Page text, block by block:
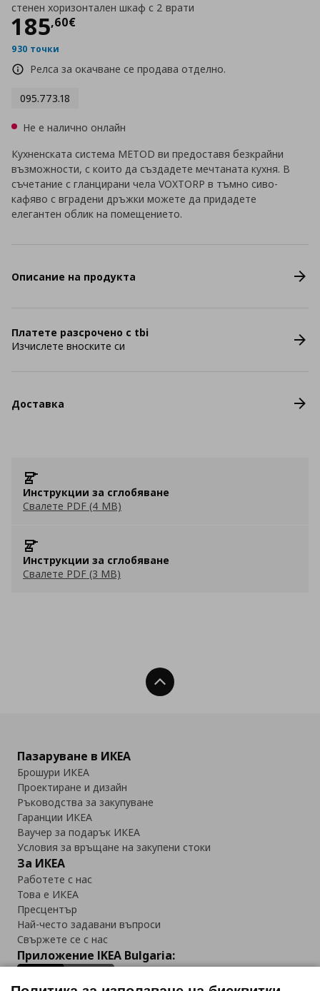
стенен хоризонтален шкаф с 2 врати
185,60€
Цена
930 точки
Релса за окачване се продава отделно.
095.773.18
Не е налично онлайн
Кухненската система METOD ви предоставя безкрайни
възможности, с които да създадете мечтаната кухня. В
съчетание с гланцирани чела VOXTORP в тъмно сиво-
кафяво с вградени дръжки можете да придадете
елегантен облик на помещението.
Описание на продукта
Платете разсрочено с tbi
Изчислете вноските си
Доставка
Инструкции за сглобяване
Свалете PDF (4 MB)
Инструкции за сглобяване
Свалете PDF (3 MB)
Нагоре
Пазаруване в ИКЕА
Брошури ИКЕА
Проектиране и дизайн
Ръководства за закупуване
Гаранции ИКЕА
Ваучер за подарък ИКЕА
Условия за връщане на закупени стоки
За ИКЕА
Работете с нас
Това е ИКЕА
Пресцентър
Най-често задавани въпроси
Свържете се с нас
Приложение IKEA Bulgaria: